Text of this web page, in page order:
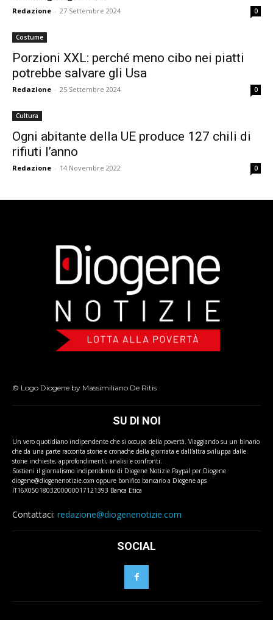
Redazione - 27 Settembre 2024 0
Costume
Porzioni XXL: perché meno cibo nei piatti
potrebbe salvare gli Usa
Redazione - 25 Settembre 2024 0
Cultura
Ogni abitante della UE produce 127 chili di
rifiuti l’anno
Redazione - 14 Novembre 2022 0
© Logo Diogene by Massimiliano De Ritis
SU DI NOI
Un vero quotidiano indipendente che si occupa della povertà. Viaggiando su un binario
che da una parte racconta storie e cronache della giornata e dall'altra sviluppa dalle
storie inchieste, approfondimenti, analisi e confronti.
Sostieni il giornalismo indipendente di Diogene Notizie Paypal per Diogene
diogene@diogenenotizie.com oppure bonifico bancario a Diogene aps
IT16X0501803200000017121393 Banca Etica
Contattaci: redazione@diogenenotizie.com
SOCIAL